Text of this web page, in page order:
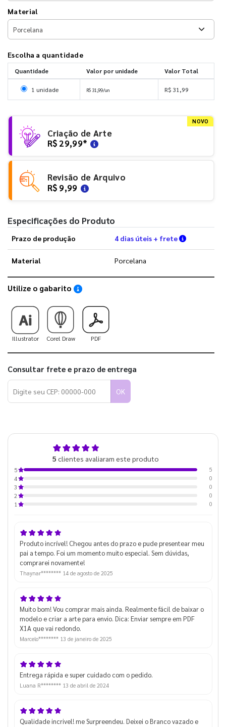
Material
Escolha a quantidade
Quantidade Valor por unidade Valor Total
Selecionar 1 unidade
1 unidade R$ 31,99/un R$ 31,99
NOVO
Criação de Arte
R$ 29,99*
Revisão de Arquivo
R$ 9,99
Especificações do Produto
Prazo de produção 4 dias úteis + frete Verifique
Material Porcelana
Utilize o gabarito Saiba como utilizar os nossos gabaritos
Illustrator Corel Draw PDF
Consultar frete e prazo de entrega
OK
5 clientes avaliaram este produto
5
5
4
0
3
0
2
0
1
0
Produto incrível! Chegou antes do prazo e pude presentear meu
pai a tempo. Foi um momento muito especial. Sem dúvidas,
comprarei novamente!
Thaynar******** 14 de agosto de 2025
Muito bom! Vou comprar mais ainda. Realmente fácil de baixar o
modelo e criar a arte para envio. Dica: Enviar sempre em PDF
X1A que vai redondo.
Marcelo******** 13 de janeiro de 2025
Entrega rápida e super cuidado com o pedido.
Luana R******** 13 de abril de 2024
Qualidade incrivel! me Surpreendeu. Deixei o Branco vazado e